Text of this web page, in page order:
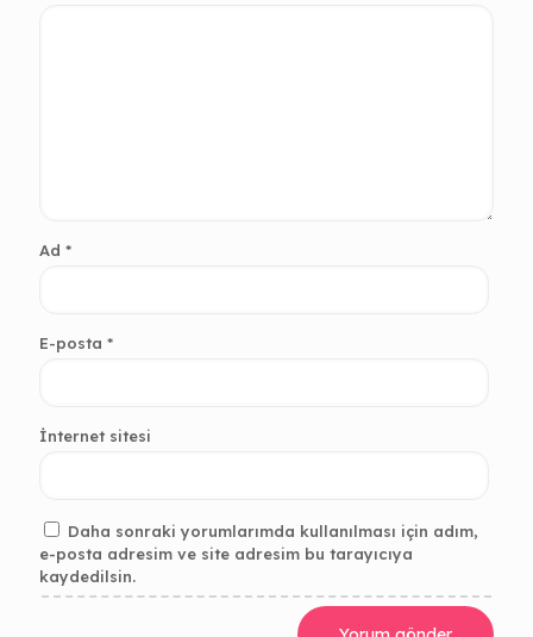
Ad *
E-posta *
İnternet sitesi
Daha sonraki yorumlarımda kullanılması için adım,
e-posta adresim ve site adresim bu tarayıcıya
kaydedilsin.